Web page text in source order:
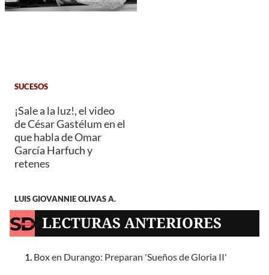
SUCESOS
¡Sale a la luz!, el video
de César Gastélum en el
que habla de Omar
García Harfuch y
retenes
LUIS GIOVANNIE OLIVAS A.
LECTURAS ANTERIORES
Box en Durango: Preparan 'Sueños de Gloria II'